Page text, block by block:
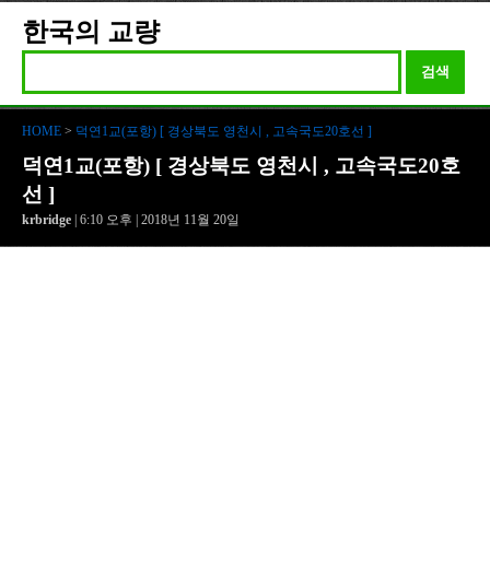
한국의 교량
검색
HOME > 덕연1교(포항) [ 경상북도 영천시 , 고속국도20호선 ]
덕연1교(포항) [ 경상북도 영천시 , 고속국도20호
선 ]
krbridge | 6:10 오후 | 2018년 11월 20일